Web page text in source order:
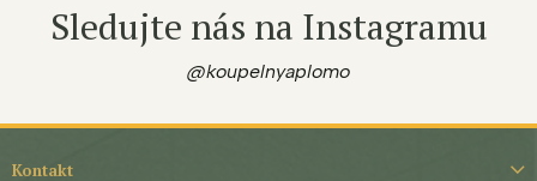
Sledujte nás na Instagramu
@koupelnyaplomo
Z
Kontakt